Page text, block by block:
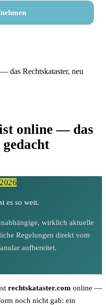
das Rechtskataster, neu
online — das
es so weit.
wirklich aktuelle
Regelungen direkt vom
aufbereitet.
rechtskataster.com online —
noch nicht gab: ein
iBotQi, Ihr KI-Assistent von
,Beratung und unseren
Wie kann ich Ihnen